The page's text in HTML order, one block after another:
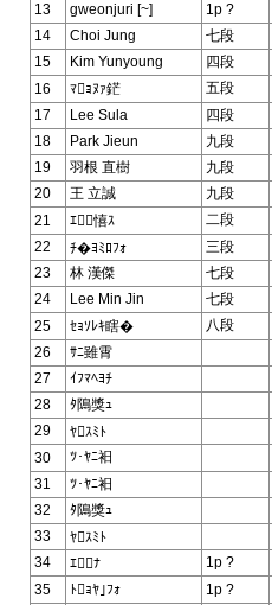
13
gweonjuri [~] 1p ?
14
Choi Jung 七段
15
Kim Yunyoung 四段
16
ﾏｮﾇｧ鋩 五段
17
Lee Sula 四段
18
Park Jieun 九段
19
羽根 直樹 九段
20
王 立誠 九段
21
ｴ憘ｽ 二段
22
ﾁ�ﾖﾐﾛﾌｫ 三段
23
林 漢傑 七段
24
Lee Min Jin 七段
25
ｾｮｿﾚｷ瞎� 八段
26
ｻﾆ雖霄
27
ｲﾌﾏﾍﾖﾁ
28
ﾀ隝獎ｭ
29
ﾔｽﾐﾄ
30
ﾂ･ﾔﾆ衵
31
ﾂ･ﾔﾆ衵
32
ﾀ隝獎ｭ
33
ﾔｽﾐﾄ
34
ｴﾅ 1p ?
35
ﾄｮﾔ｣ﾌｫ 1p ?